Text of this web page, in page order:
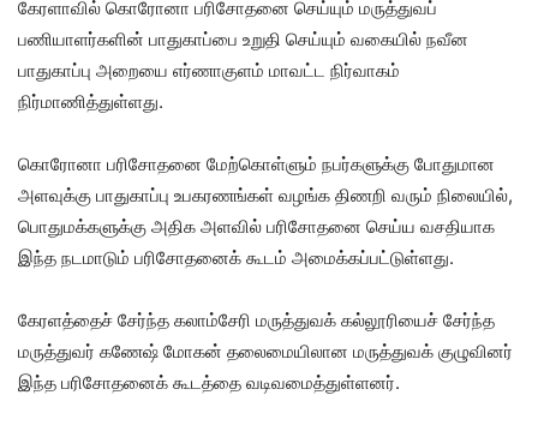
கேரளாவில் கொரோனா பரிசோதனை செய்யும் மருத்துவப்
பணியாளர்களின் பாதுகாப்பை உறுதி செய்யும் வகையில் நவீன
பாதுகாப்பு அறையை எர்ணாகுளம் மாவட்ட நிர்வாகம்
நிர்மாணித்துள்ளது.
கொரோனா பரிசோதனை மேற்கொள்ளும் நபர்களுக்கு போதுமான
அளவுக்கு பாதுகாப்பு உபகரணங்கள் வழங்க திணறி வரும் நிலையில்,
பொதுமக்களுக்கு அதிக அளவில் பரிசோதனை செய்ய வசதியாக
இந்த நடமாடும் பரிசோதனைக் கூடம் அமைக்கப்பட்டுள்ளது.
கேரளத்தைச் சேர்ந்த கலாம்சேரி மருத்துவக் கல்லூரியைச் சேர்ந்த
மருத்துவர் கணேஷ் மோகன் தலைமையிலான மருத்துவக் குழுவினர்
இந்த பரிசோதனைக் கூடத்தை வடிவமைத்துள்ளனர்.